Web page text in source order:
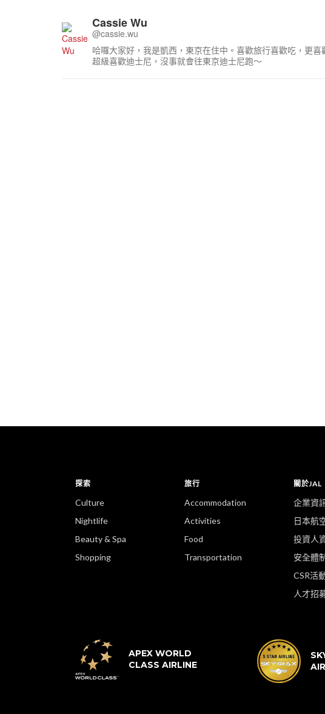
Cassie Wu
@cassie.wu
哈囉大家好，我是凱西，東京在住中。喜歡旅行喜歡吃，更
超級喜歡迪士尼，沒事就會往東京迪士尼跑～
探索
Culture
Nightlife
Beauty & Spa
Shopping
旅行
Accommodation
Activities
Food
Transportation
關於JAL
企業資
日本航
投資人
安全體
CSR活
人才招
APEX WORLD
CLASS AIRLINE